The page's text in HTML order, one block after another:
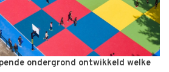
ondergrond ontwikkeld welke